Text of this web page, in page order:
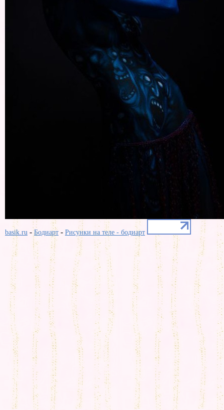
basik.ru -Бодиарт - Рисунки на теле - бодиарт